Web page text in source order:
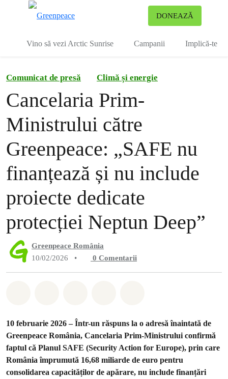
DONEAZĂ
Vino să vezi Arctic Sunrise Campanii Implică-te
Comunicat de presă Climă și energie
Cancelaria Prim-
Ministrului către
Greenpeace: „SAFE nu
finanțează și nu include
proiecte dedicate
protecției Neptun Deep”
Greenpeace România
10/02/2026
• 0 Comentarii
10 februarie 2026 – Într-un răspuns la o adresă înaintată de
Greenpeace România, Cancelaria Prim-Ministrului confirmă
faptul că Planul SAFE (Security Action for Europe), prin care
România împrumută 16,68 miliarde de euro pentru
consolidarea capacităților de apărare, nu include finanțări